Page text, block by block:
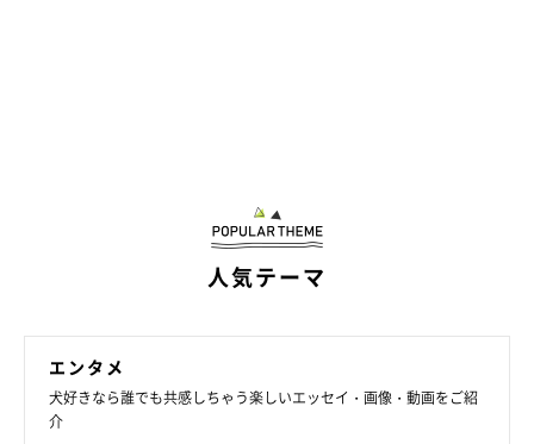
人気テーマ
エンタメ
犬好きなら誰でも共感しちゃう楽しいエッセイ・画像・動画をご紹
介